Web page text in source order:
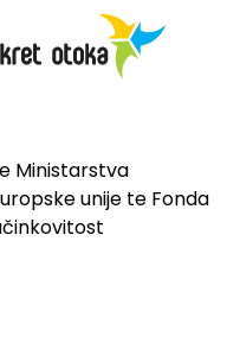
Ministarstva
unije te Fonda